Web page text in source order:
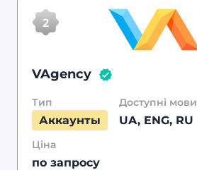
на сайт
2
VAgency
Тип
Аккаунты
Доступні мови
UA, ENG, RU
Ціна
по запросу